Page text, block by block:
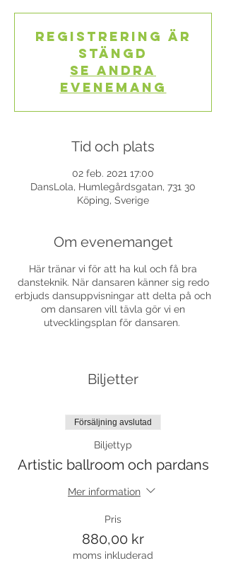
Registrering är
stängd
Se andra
evenemang
Tid och plats
02 feb. 2021 17:00
DansLola, Humlegårdsgatan, 731 30
Köping, Sverige
Om evenemanget
Här tränar vi för att ha kul och få bra
dansteknik. När dansaren känner sig redo
erbjuds dansuppvisningar att delta på och
om dansaren vill tävla gör vi en
utvecklingsplan för dansaren.
Biljetter
Försäljning avslutad
Biljettyp
Artistic ballroom och pardans
Mer information
Pris
880,00 kr
moms inkluderad